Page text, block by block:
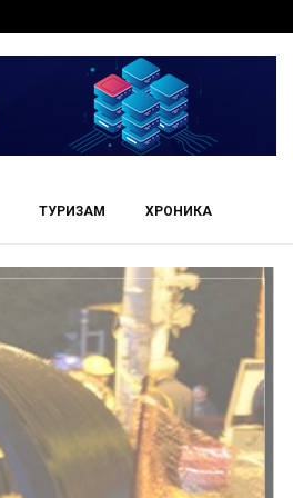
ТУРИЗАМ ХРОНИКА